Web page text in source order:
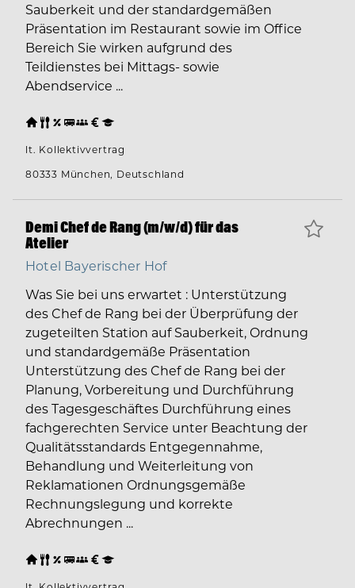
Sauberkeit und der standardgemäßen
Präsentation im Restaurant sowie im Office
Bereich Sie wirken aufgrund des
Teildienstes bei Mittags- sowie
Abendservice ...
lt. Kollektivvertrag
80333 München, Deutschland
Demi Chef de Rang (m/w/d) für das
Atelier
Hotel Bayerischer Hof
Was Sie bei uns erwartet : Unterstützung
des Chef de Rang bei der Überprüfung der
zugeteilten Station auf Sauberkeit, Ordnung
und standardgemäße Präsentation
Unterstützung des Chef de Rang bei der
Planung, Vorbereitung und Durchführung
des Tagesgeschäftes Durchführung eines
fachgerechten Service unter Beachtung der
Qualitätsstandards Entgegennahme,
Behandlung und Weiterleitung von
Reklamationen Ordnungsgemäße
Rechnungslegung und korrekte
Abrechnungen ...